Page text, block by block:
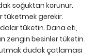
soğuktan korunur.
tüketmek gerekir.
tüketin. Dana eti,
zengin besinler tüketin.
dudak çatlaması